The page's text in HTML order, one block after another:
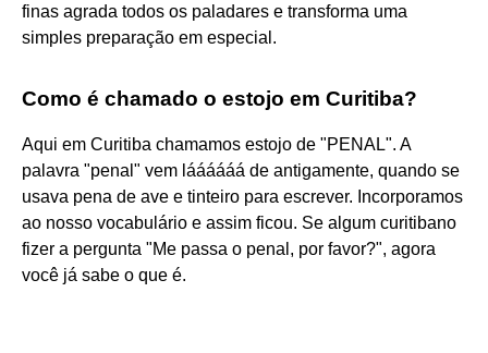
finas agrada todos os paladares e transforma uma
simples preparação em especial.
Como é chamado o estojo em Curitiba?
Aqui em Curitiba chamamos estojo de "PENAL". A
palavra "penal" vem láááááá de antigamente, quando se
usava pena de ave e tinteiro para escrever. Incorporamos
ao nosso vocabulário e assim ficou. Se algum curitibano
fizer a pergunta "Me passa o penal, por favor?", agora
você já sabe o que é.